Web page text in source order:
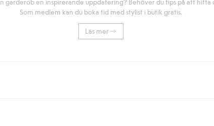
Som medlem kan du boka tid med stylist i butik gratis.
Läs mer
handlar för över 500kr med leverans till ombud eller paketbox